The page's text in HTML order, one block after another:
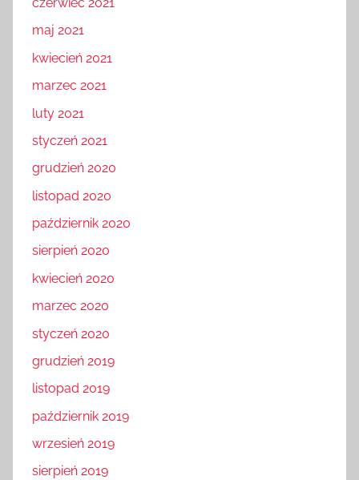
maj 2021
kwiecień 2021
marzec 2021
luty 2021
styczeń 2021
grudzień 2020
listopad 2020
październik 2020
sierpień 2020
kwiecień 2020
marzec 2020
styczeń 2020
grudzień 2019
listopad 2019
październik 2019
wrzesień 2019
sierpień 2019